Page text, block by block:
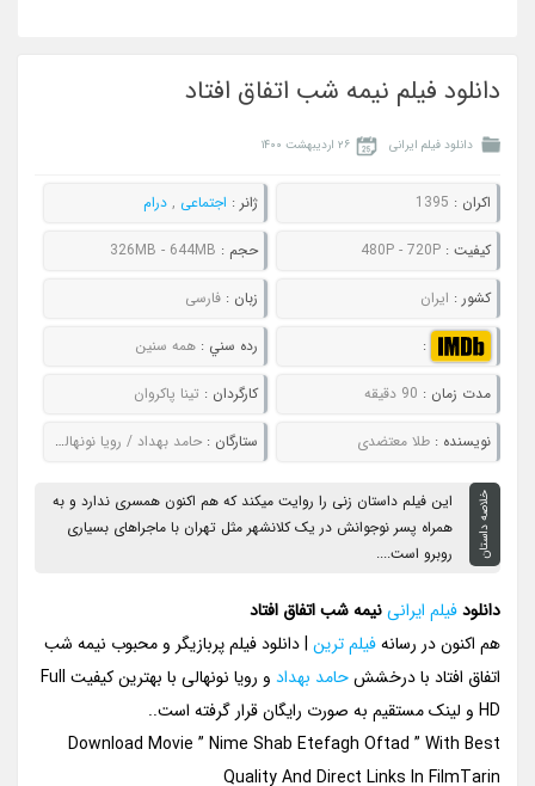
دانلود فیلم نیمه شب اتفاق افتاد
دانلود فیلم ایرانی ۲۶ اردیبهشت ۱۴۰۰
اکران : 1395 ژانر : اجتماعی , درام
کيفيت :480P - 720P حجم : 326MB - 644MB
کشور : ایران زبان : فارسی
: رده سني : همه سنین
مدت زمان : 90 دقیقه کارگردان : تینا پاکروان
نويسنده :طلا معتضدی ستارگان : حامد بهداد / رویا نونهالی / ستاره اسکندری / رابعه اسکویی / گوهر خیراندیش
خلاصه داستان
این فیلم داستان زنی را روایت میکند که هم اکنون همسری ندارد و به
همراه پسر نوجوانش در یک کلانشهر مثل تهران با ماجراهای بسیاری
روبرو است....
دانلودفیلم ایرانینیمه شب اتفاق افتاد
هم اکنون در رسانهفیلم ترین | دانلود فیلم پربازیگر و محبوب نیمه شب
اتفاق افتاد با درخششحامد بهداد
و رویا نونهالی با بهترین کیفیت Full
HD و لینک مستقیم به صورت رایگان قرار گرفته است..
Download Movie ” Nime Shab Etefagh Oftad ” With Best
Quality And Direct Links In FilmTarin